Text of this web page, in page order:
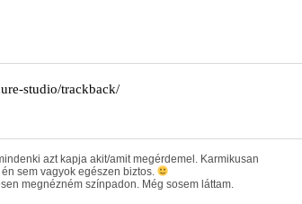
studio/trackback/
azt kapja akit/amit megérdemel. Karmikusan
sem vagyok egészen biztos.
megnézném színpadon. Még sosem láttam.